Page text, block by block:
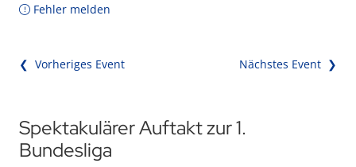
Fehler melden
❮ Vorheriges Event Nächstes Event ❯
Spektakulärer Auftakt zur 1.
Bundesliga